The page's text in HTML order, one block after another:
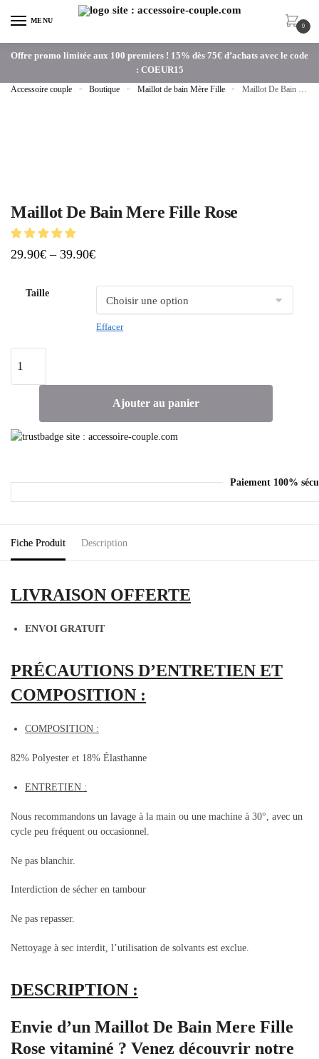
MENU
0
Offre promo limitée aux 100 premiers ! 15% dès 75€ d’achats avec le code
: COEUR15
Accessoire couple » Boutique » Maillot de bain Mère Fille » Maillot De Bain Mere Fille Rose
Maillot De Bain Mere Fille Rose
29.90€ – 39.90€
Taille
Effacer
Ajouter au panier
Paiement 100%
Fiche Produit Description
LIVRAISON OFFERTE
ENVOI GRATUIT
PRÉCAUTIONS D’ENTRETIEN ET
COMPOSITION :
COMPOSITION :
82% Polyester et 18% Élasthanne
ENTRETIEN :
Nous recommandons un lavage à la main ou une machine à 30°, avec un
cycle peu fréquent ou occasionnel.
Ne pas blanchir.
Interdiction de sécher en tambour
Ne pas repasser.
Nettoyage à sec interdit, l’utilisation de solvants est exclue.
DESCRIPTION :
Envie d’un Maillot De Bain Mere Fille
Rose vitaminé ? Venez découvrir notre